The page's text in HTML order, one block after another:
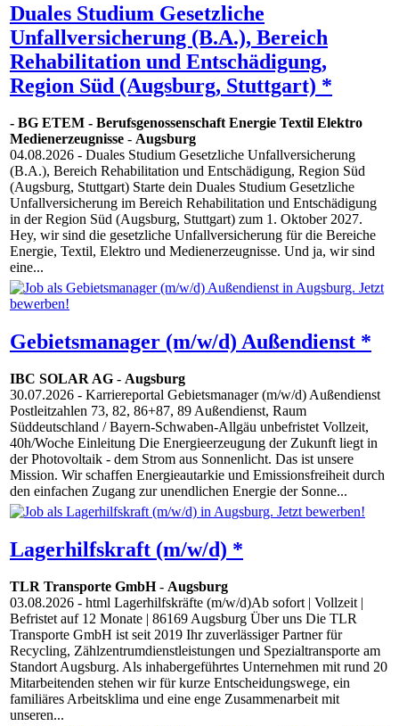
Duales Studium Gesetzliche
Unfallversicherung (B.A.), Bereich
Rehabilitation und Entschädigung,
Region Süd (Augsburg, Stuttgart) *
- BG ETEM - Berufsgenossenschaft Energie Textil Elektro
Medienerzeugnisse - Augsburg
04.08.2026 - Duales Studium Gesetzliche Unfallversicherung
(B.A.), Bereich Rehabilitation und Entschädigung, Region Süd
(Augsburg, Stuttgart) Starte dein Duales Studium Gesetzliche
Unfallversicherung im Bereich Rehabilitation und Entschädigung
in der Region Süd (Augsburg, Stuttgart) zum 1. Oktober 2027.
Hey, wir sind die gesetzliche Unfallversicherung für die Bereiche
Energie, Textil, Elektro und Medienerzeugnisse. Und ja, wir sind
eine...
Gebietsmanager (m/w/d) Außendienst *
IBC SOLAR AG - Augsburg
30.07.2026 - Karriereportal Gebietsmanager (m/w/d) Außendienst
Postleitzahlen 73, 82, 86+87, 89 Außendienst, Raum
Süddeutschland / Bayern-Schwaben-Allgäu unbefristet Vollzeit,
40h/Woche Einleitung Die Energieerzeugung der Zukunft liegt in
der Photovoltaik - dem Strom aus Sonnenlicht. Das ist unsere
Mission. Wir schaffen Energieautarkie und Emissionsfreiheit durch
den einfachen Zugang zur unendlichen Energie der Sonne...
Lagerhilfskraft (m/w/d) *
TLR Transporte GmbH- Augsburg
03.08.2026 - html Lagerhilfskräfte (m/w/d)Ab sofort | Vollzeit |
Befristet auf 12 Monate | 86169 Augsburg Über uns Die TLR
Transporte GmbH ist seit 2019 Ihr zuverlässiger Partner für
Recycling, Zählzentrumdienstleistungen und Spezialtransporte am
Standort Augsburg. Als inhabergeführtes Unternehmen mit rund 20
Mitarbeitenden stehen wir für kurze Entscheidungswege, ein
familiäres Arbeitsklima und eine enge Zusammenarbeit mit
unseren...